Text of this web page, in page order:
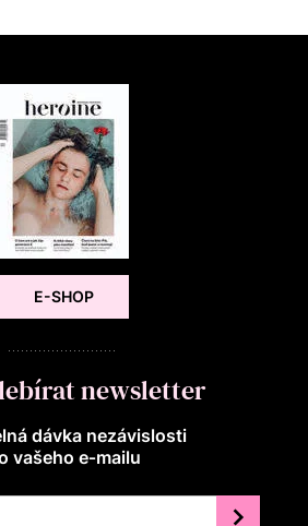
E-SHOP
newsletter
dávka nezávislosti
vašeho e‑mailu